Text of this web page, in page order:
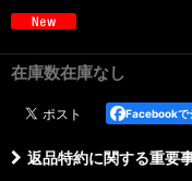
在庫数在庫なし
Facebookで
返品特約に関する重要